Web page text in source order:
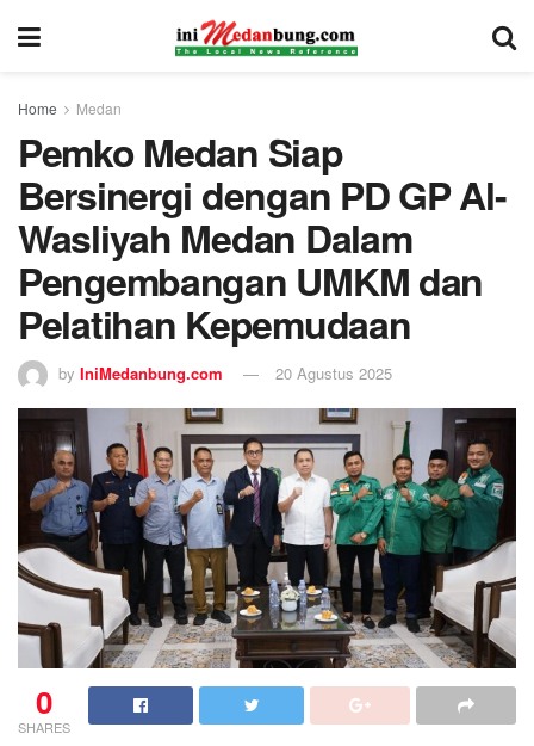
Home Medan
Pemko Medan Siap
Bersinergi dengan PD GP Al-
Wasliyah Medan Dalam
Pengembangan UMKM dan
Pelatihan Kepemudaan
by IniMedanbung.com 20 Agustus 2025
0
SHARES